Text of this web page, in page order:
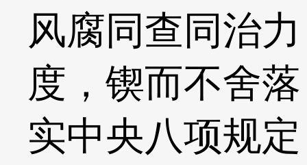
风腐同查同治力
度，锲而不舍落
实中央八项规定